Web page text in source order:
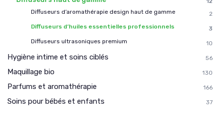
Diffuseurs d’aromathérapie design haut de gamme
2
Diffuseurs d’huiles essentielles professionnels
3
Diffuseurs ultrasoniques premium
10
Hygiène intime et soins ciblés 56
Maquillage bio 130
Parfums et aromathérapie 166
Soins pour bébés et enfants 37